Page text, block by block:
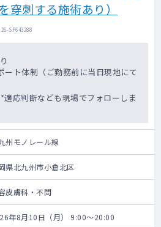
穿刺する施術あり）
SF643288
ート体制（ご勤務前に当日現地にて
応判断なども現場でフォローしま
州モノレール線
県北九州市小倉北区
皮膚科・不問
年8月10日（月） 9:00～20:00